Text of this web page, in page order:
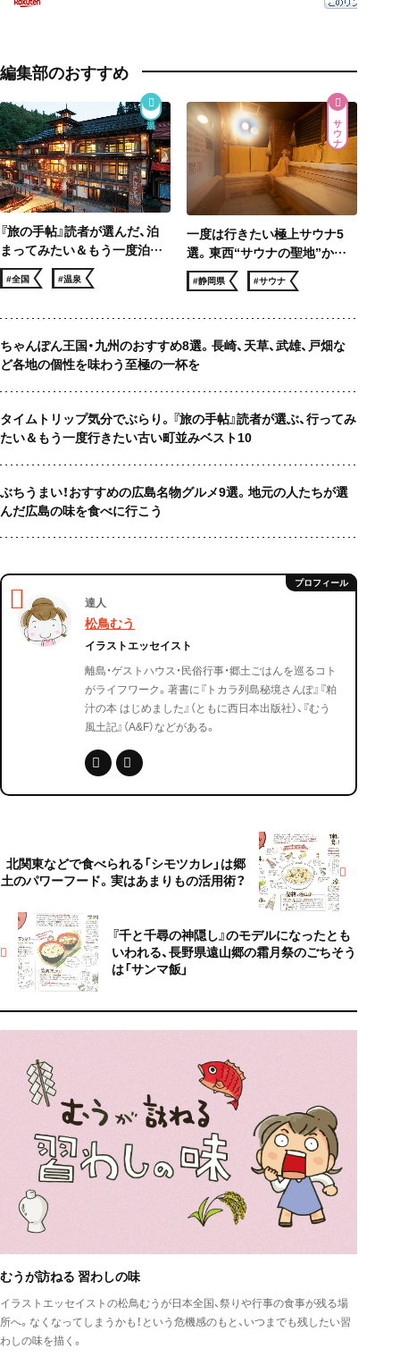
編集部のおすすめ
『旅の手帖』読者が選んだ、泊
まってみたい＆もう一度泊ま
りたい 温泉宿ベスト10
#全国 #温泉
サウナ
一度は行きたい極上サウナ5
選。東西“サウナの聖地”から
サウナー憧れのロケ地まで、冬
でも滝汗！
#静岡県 #サウナ
ちゃんぽん王国・九州のおすすめ8選。長崎、天草、武雄、戸畑な
ど各地の個性を味わう至極の一杯を
タイムトリップ気分でぶらり。『旅の手帖』読者が選ぶ、行ってみ
たい＆もう一度行きたい古い町並みベスト10
ぶちうまい！おすすめの広島名物グルメ9選。地元の人たちが選
んだ広島の味を食べに行こう
達人
松鳥むう
イラストエッセイスト
離島・ゲストハウス・民俗行事・郷土ごはんを巡るコト
がライフワーク。著書に『トカラ列島秘境さんぽ』『粕
汁の本 はじめました』（ともに西日本出版社）、『むう
風土記』（A&F）などがある。
『千と千尋の神隠し』のモデルになったとも
いわれる、長野県遠山郷の霜月祭のごちそう
は「サンマ飯」
北関東などで食べられる「シモツカレ」は郷
土のパワーフード。実はあまりもの活用術？
むうが訪ねる 習わしの味
イラストエッセイストの松鳥むうが日本全国、祭りや行事の食事が残る場
所へ。なくなってしまうかも！という危機感のもと、いつまでも残したい習
わしの味を描く。